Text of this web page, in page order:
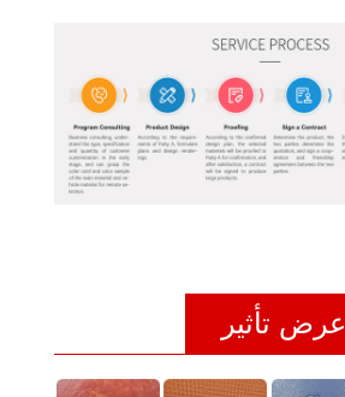
عرض تأثير